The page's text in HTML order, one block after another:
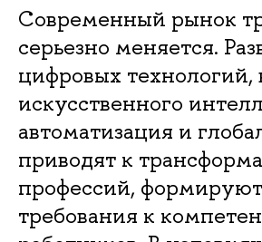
Современный рынок
серьезно меняется.
цифровых технологий,
искусственного
автоматизация и
приводят к
профессий,
требования к